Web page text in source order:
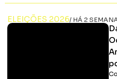
ELEIÇÕES 2026/ HÁ 2